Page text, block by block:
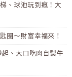
、球池玩到瘋！大
圈～財富幸福來！
、大口吃肉自製牛